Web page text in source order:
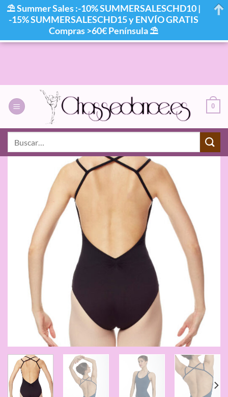
0
⛱ Summer Sales :-10% SUMMERSALESCHD10 |
-15% SUMMERSALESCHD15 y ENVÍO GRATIS
Compras >60€ Península ⛱